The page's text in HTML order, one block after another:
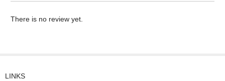
There is no review yet.
LINKS